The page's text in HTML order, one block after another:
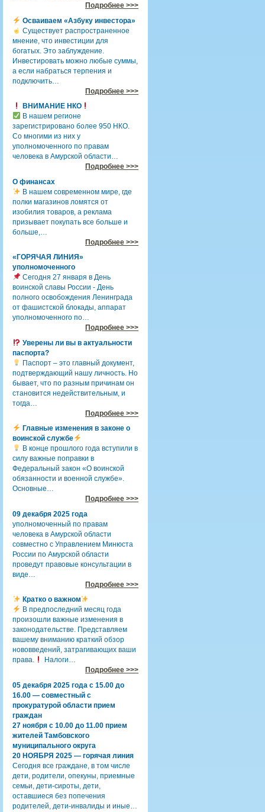
Подробнее >>>
Осваиваем «Азбуку инвестора»
Существует распространенное
мнение, что инвестиции для
богатых. Это заблуждение.
Инвестировать можно любые суммы,
а если набраться терпения и
подключить…
Подробнее >>>
ВНИМАНИЕ НКО
В нашем регионе
зарегистрировано более 950 НКО.
Со многими из них у
уполномоченного по правам
человека в Амурской области…
Подробнее >>>
О финансах
В нашем современном мире, где
полки магазинов ломятся от
изобилия товаров, а реклама
призывает покупать все больше и
больше,…
Подробнее >>>
«ГОРЯЧАЯ ЛИНИЯ»
уполномоченного
Сегодня 27 января в День
воинской славы России - День
полного освобождения Ленинграда
от фашистской блокады, аппарат
уполномоченного по…
Подробнее >>>
Уверены ли вы в актуальности
паспорта?
Паспорт – это главный документ,
подтверждающий нашу личность. Но
бывает, что по разным причинам он
становится недействительным, и
тогда…
Подробнее >>>
Главные изменения в законе о
воинской службе
В конце прошлого года вступили в
силу важные поправки в
Федеральный закон «О воинской
обязанности и военной службе».
Основные…
Подробнее >>>
09 декабря 2025 года
уполномоченный по правам
человека в Амурской области
совместно с Управлением Минюста
России по Амурской области
проведут правовые консультации в
виде…
Подробнее >>>
Кратко о важном
В предпоследний месяц года
произошли важные изменения в
законодательстве. Представляем
вашему вниманию краткий обзор
нововведений, затрагивающих ваши
права.
Налоги…
Подробнее >>>
05 декабря 2025 года с 15.00 до
16.00 — совместный с
прокуратурой области прием
граждан
27 ноября с 10.00 до 11.00 прием
жителей Тамбовского
муниципального округа
20 НОЯБРЯ 2025 — горячая линия
Сегодня все граждане, в том числе
дети, родители, опекуны, приемные
семьи, дети-сироты, дети,
оставшиеся без попечения
родителей, дети-инвалиды и иные…